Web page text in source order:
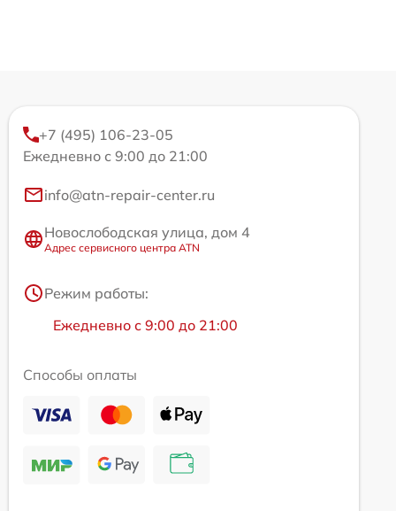
+7 (495) 106-23-05
Ежедневно с 9:00 до 21:00
info@atn-repair-center.ru
Новослободская улица, дом 4
Адрес сервисного центра ATN
Режим работы:
Ежедневно с 9:00 до 21:00
Способы оплаты